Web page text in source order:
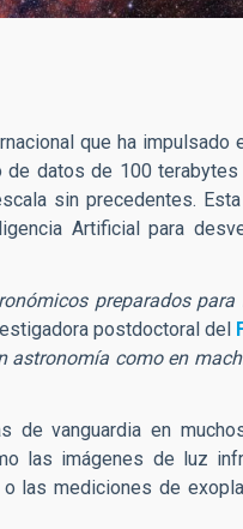
que ha impulsado
de datos de 100
sin precedentes.
Artificial para
preparados
postdoctoral del
astronomía como en
de vanguardia en
las imágenes de luz
las mediciones de